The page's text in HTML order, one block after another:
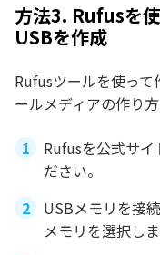
方法3. Rufusを
USBを作成
Rufusツールを使って
ールメディアの作り
Rufusを公式サ
ださい。
USBメモリを接
メモリを選択しま